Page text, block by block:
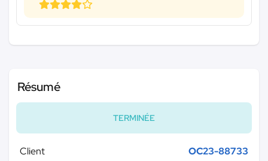
Résumé
TERMINÉE
Client
OC23-88733